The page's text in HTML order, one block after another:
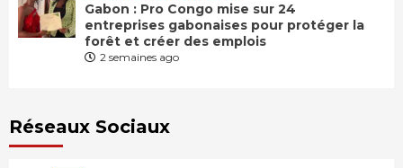
Gabon : Pro Congo mise sur 24
entreprises gabonaises pour protéger la
forêt et créer des emplois
2 semaines ago
Réseaux Sociaux